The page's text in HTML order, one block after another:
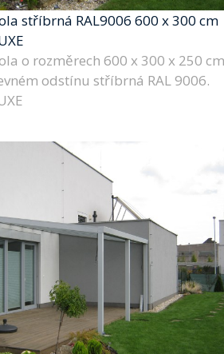
stříbrná RAL9006 600 x 300 cm
o rozměrech 600 x 300 x 250 cm
odstínu stříbrná RAL 9006.